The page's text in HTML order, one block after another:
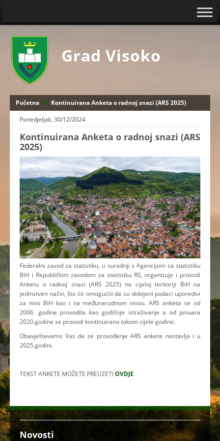
Grad Visoko
Početna
Kontinuirana Anketa o radnoj snazi (ARS 2025)
Ponedjeljak, 30/12/2024
Kontinuirana Anketa o radnoj snazi (ARS
2025)
Federalni zavod za statistiku, u suradnji s Agencijom za statistiku
BiH i Republičkim zavodom za statistiku RS, organizuje i provodi
Anketu o radnoj snazi (ARS 2025) na cijeloj teritoriji BiH na
jedinstven način, što će omogućiti da su dobijeni podaci uporedivi
za nivo BiH kao i na međunarodnom nivou. ARS anketa se od
2006. godine provodila kao godišnje istraživanje a od januara
2020.godine se provodi kontinuirano tokom cijele godine.
Obavještavamo Vas da se provođenje ARS ankete nastavlja i u
2025.godini.
TEKST ANKETE MOŽETE PREUZETIOVDJE
Novosti